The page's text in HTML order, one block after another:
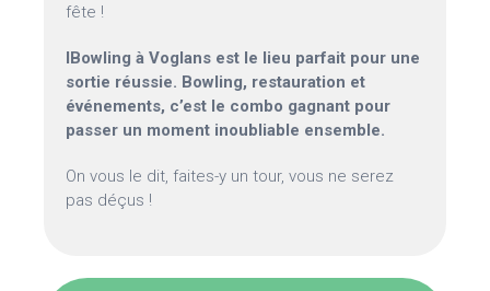
fête !
IBowling à Voglans est le lieu parfait pour une
sortie réussie. Bowling, restauration et
événements, c’est le combo gagnant pour
passer un moment inoubliable ensemble.
On vous le dit, faites-y un tour, vous ne serez
pas déçus !